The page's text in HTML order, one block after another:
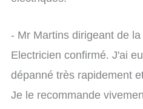
- Mr Martins dirigeant de
Electricien confirmé. J'ai
dépanné très rapidement
Je le recommande